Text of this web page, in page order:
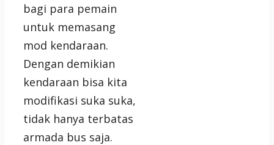
bagi para pemain
untuk memasang
mod kendaraan.
Dengan demikian
kendaraan bisa kita
modifikasi suka suka,
tidak hanya terbatas
armada bus saja.